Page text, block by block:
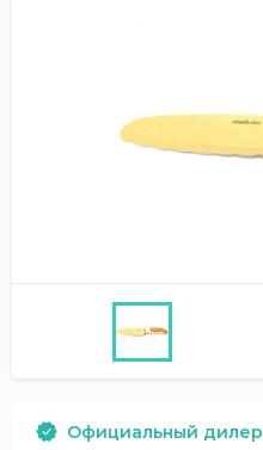
Официальный дилер